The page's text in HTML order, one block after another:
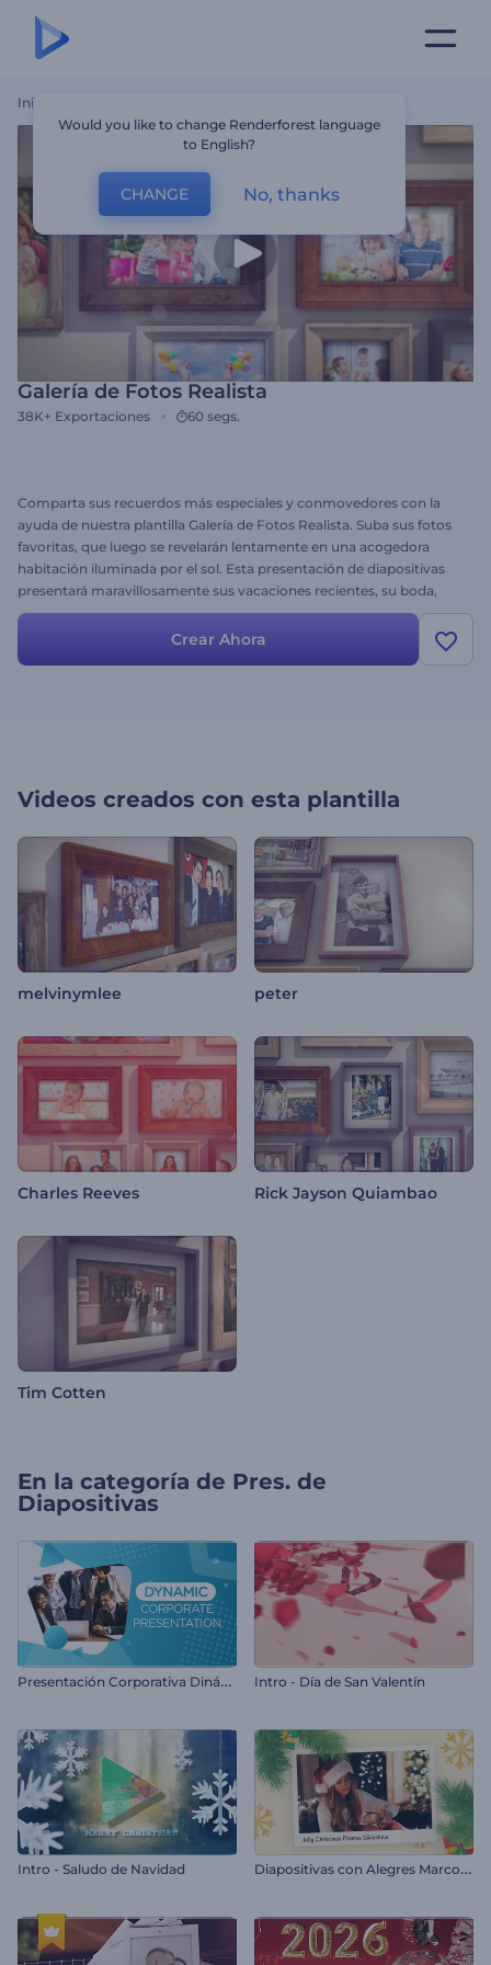
Inicio
Galería de Fotos Realista
38K+ Exportaciones 60 segs.
Comparta sus recuerdos más especiales y conmovedores con la
ayuda de nuestra plantilla Galería de Fotos Realista. Suba sus fotos
favoritas, que luego se revelarán lentamente en una acogedora
habitación iluminada por el sol. Esta presentación de diapositivas
presentará maravillosamente sus vacaciones recientes, su boda,
cumpleaños, celebración familiar, graduación y mucho más.
¡Vuelva a darles vida a sus recuerdos! Pruébelo ahora.
Crear Ahora
Videos creados con esta plantilla
melvinymlee peter
Charles Reeves Rick Jayson Quiambao
Tim Cotten
En la categoría de Pres. de
Diapositivas
P
resentación Corporativa Dinámica Intro - Día de San Valentín
Intro - Saludo de Navidad D
iapositivas con Alegres Marcos Navideños
Would you like to change Renderforest language
to English?
CHANGE No, thanks